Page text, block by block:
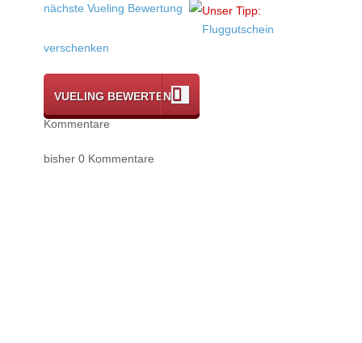
nächste Vueling Bewertung
Unser Tipp:
Fluggutschein
verschenken
VUELING BEWERTEN
Kommentare
bisher 0 Kommentare